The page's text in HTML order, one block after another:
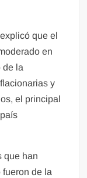
que el
en
de la
y
el principal
que han
de la